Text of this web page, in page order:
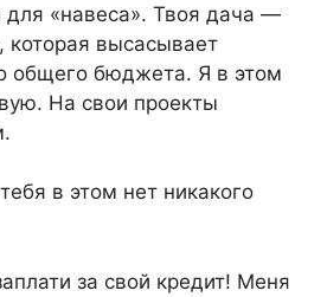
для «навеса». Твоя дача —
которая высасывает
общего бюджета. Я в этом
На свои проекты
в этом нет никакого
за свой кредит! Меня